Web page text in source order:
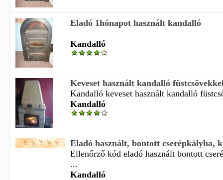
Eladó 1hónapot használt kandalló
Kandalló
Keveset használt kandalló
Kandalló keveset használt kandalló
Kandalló
Eladó használt, bontott cserépkályha,
Ellenőrző kód eladó használt bontott
...
Kandalló